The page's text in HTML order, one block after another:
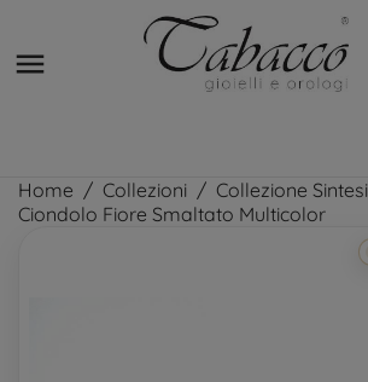

Home Collezioni
Collezione Sintesi
Ciondolo Fiore Smaltato Multicolor